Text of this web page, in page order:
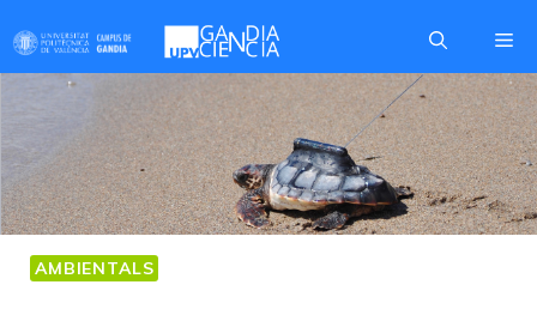
to
content
AMBIENTALS